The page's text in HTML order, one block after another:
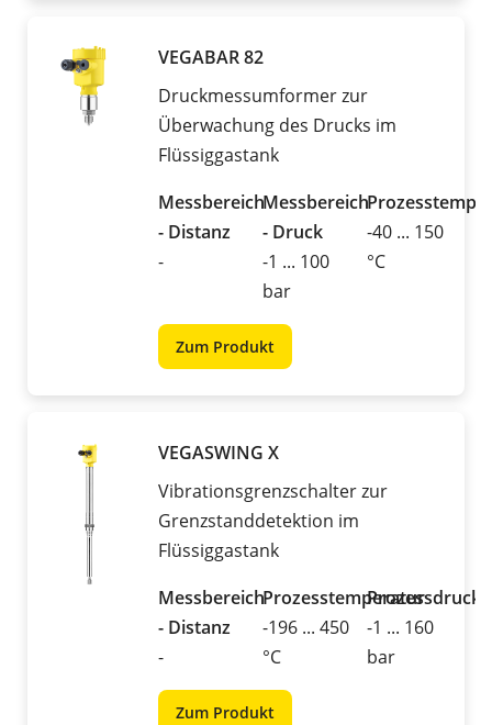
VEGABAR 82
Druckmessumformer zur
Überwachung des Drucks im
Flüssiggastank
Messbereich
- Distanz
-
Messbereich
- Druck
-1 ... 100
bar
-40 ... 150
°C
Zum Produkt
VEGASWING X
Vibrationsgrenzschalter zur
Grenzstanddetektion im
Flüssiggastank
Messbereich
- Distanz
-
Prozesstemperatur
-196 ... 450
°C
Prozessdruck
-1 ... 160
bar
Zum Produkt